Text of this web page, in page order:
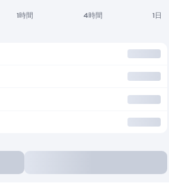
1時間 4時間 1日